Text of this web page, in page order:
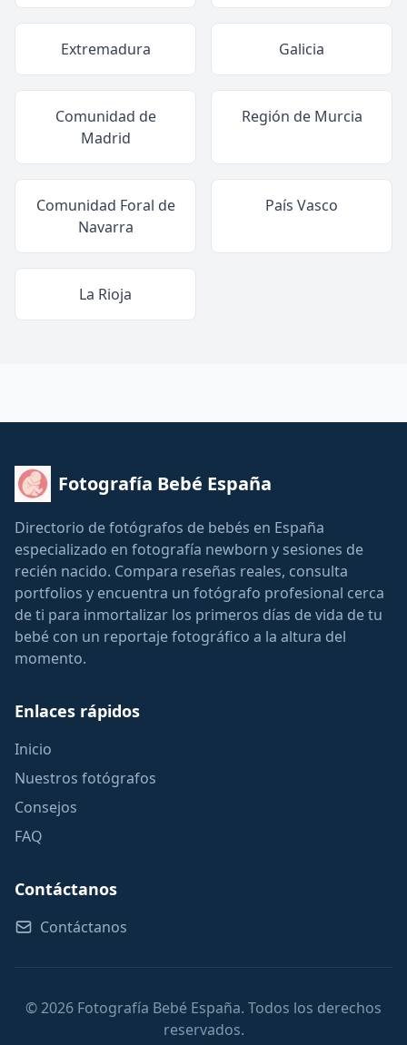
Extremadura Galicia
Comunidad de
Madrid
Región de Murcia
Comunidad Foral de
Navarra
País Vasco
La Rioja
Fotografía Bebé España
Directorio de fotógrafos de bebés en España
especializado en fotografía newborn y sesiones de
recién nacido. Compara reseñas reales, consulta
portfolios y encuentra un fotógrafo profesional cerca
de ti para inmortalizar los primeros días de vida de tu
bebé con un reportaje fotográfico a la altura del
momento.
Enlaces rápidos
Inicio
Nuestros fotógrafos
Consejos
FAQ
Contáctanos
Contáctanos
© 2026 Fotografía Bebé España. Todos los derechos
reservados.